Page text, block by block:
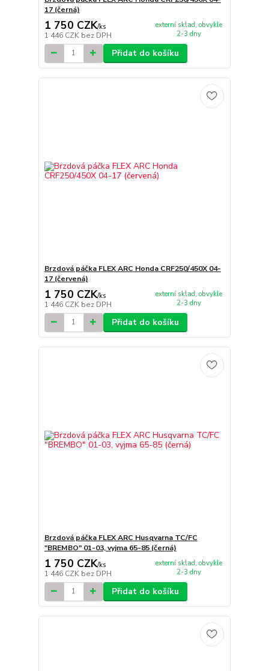
17 (černá)
1 750 CZK/ks
1 446 CZK bez DPH
externí sklad, obvykle
2-3 dny
Přidat do košíku
Brzdová páčka FLEX ARC Honda CRF250/450X 04-
17 (červená)
1 750 CZK/ks
1 446 CZK bez DPH
externí sklad, obvykle
2-3 dny
Přidat do košíku
Brzdová páčka FLEX ARC Husqvarna TC/FC
"BREMBO" 01-03, vyjma 65-85 (černá)
1 750 CZK/ks
1 446 CZK bez DPH
externí sklad, obvykle
2-3 dny
Přidat do košíku